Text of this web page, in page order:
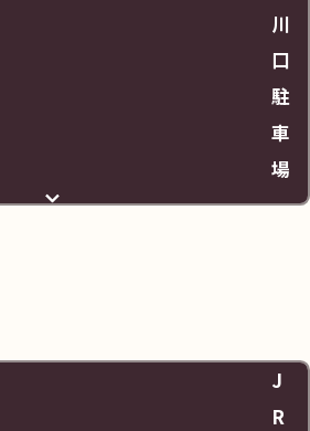
川
口
駐
車
場
2丁目8-13
J
R